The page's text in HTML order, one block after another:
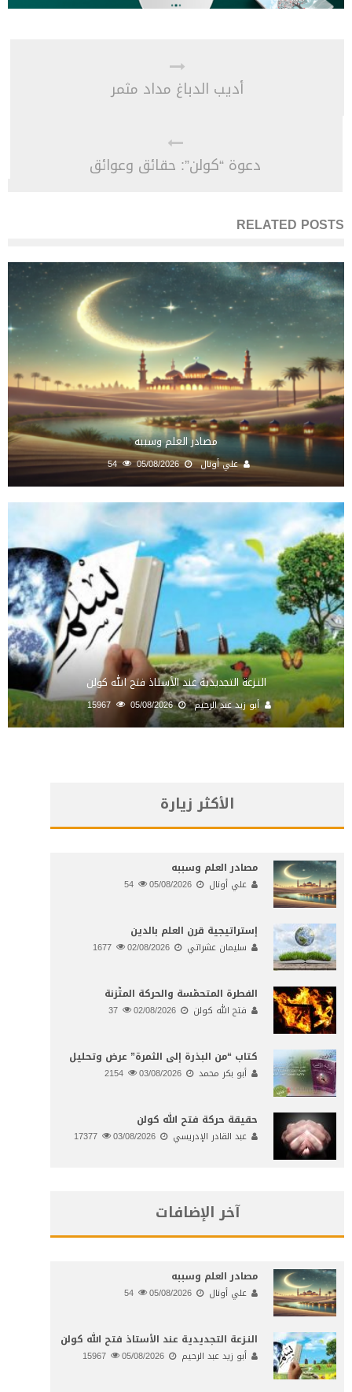
أديب الدباغ مداد مثمر
دعوة “كولن”: حقائق وعوائق
RELATED POSTS
مصادر العلم وسببه
علي أونال 05/08/2026
54
النـزعة التجديدية عند الأستاذ فتح الله كولن
أبو زيد عبد الرحيم 05/08/2026
15967
الأكثر زيارة
مصادر العلم وسببه
علي أونال 05/08/2026
إستراتيجية قرن العلم بالدين
سليمان عشراتي 02/08/2026
الفطرة المتحمّسة والحركة المتّزنة
فتح الله كولن 02/08/2026
كتاب “من البذرة إلى الثمرة” عرض وتحليل
أبو بكر محمد 03/08/2026
حقيقة حركة فتح الله كولن
عبد القادر الإدريسي 03/08/2026
آخر الإضافات
مصادر العلم وسببه
علي أونال 05/08/2026
النـزعة التجديدية عند الأستاذ فتح الله كولن
أبو زيد عبد الرحيم 05/08/2026